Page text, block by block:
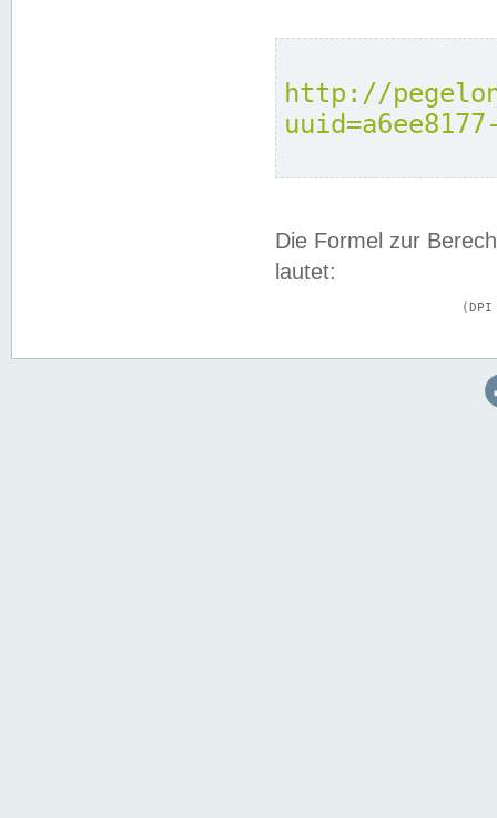
http://
Die Formel zur
lautet: